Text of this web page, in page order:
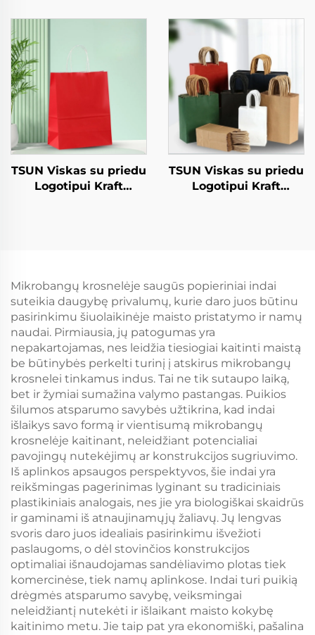
snekso, sushio, pizzo,
duonos, konfekcijų ir
šokolado patiekalams
popierinis kvadratinis
Kraft popierinis
salatos, snekso,
sushio, sandvičių,
duonos, konfekcijų,
šokolado, kanabos ir
kt. patiekalams
TSUN Viskas su priedu
Logotipui Kraft
Siuntimo Karta
TSUN Viskas su priedu
Logotipui Kraft
Plastikinė Ambaluoja
Darbai
Mikrobangų krosnelėje saugūs popieriniai indai
suteikia daugybę privalumų, kurie daro juos būtinu
pasirinkimu šiuolaikinėje maisto pristatymo ir namų
naudai. Pirmiausia, jų patogumas yra
nepakartojamas, nes leidžia tiesiogiai kaitinti maistą
be būtinybės perkelti turinį į atskirus mikrobangų
krosnelei tinkamus indus. Tai ne tik sutaupo laiką,
bet ir žymiai sumažina valymo pastangas. Puikios
šilumos atsparumo savybės užtikrina, kad indai
išlaikys savo formą ir vientisumą mikrobangų
krosnelėje kaitinant, neleidžiant potencialiai
pavojingų nutekėjimų ar konstrukcijos sugriuvimo.
Iš aplinkos apsaugos perspektyvos, šie indai yra
reikšmingas pagerinimas lyginant su tradiciniais
plastikiniais analogais, nes jie yra biologiškai skaidrūs
ir gaminami iš atnaujinamųjų žaliavų. Jų lengvas
svoris daro juos idealiais pasirinkimu išvežioti
paslaugoms, o dėl stovinčios konstrukcijos
optimaliai išnaudojamas sandėliavimo plotas tiek
komercinėse, tiek namų aplinkose. Indai turi puikią
drėgmės atsparumo savybę, veiksmingai
neleidžiantį nutekėti ir išlaikant maisto kokybę
kaitinimo metu. Jie taip pat yra ekonomiški, pašalina